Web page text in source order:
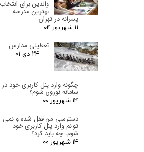
والدین برای انتخاب
بهترین مدرسه
پسرانه در تهران
۱۱ شهریور ۰۴
تعطیلی مدارس
۲۴ دی ۰۱
چگونه وارد پنل کاربری خود در
سامانه نورون شوم؟
۱۴ شهریور ۰۰
دسترسی من قفل شده و نمی
توانم وارد پنل کاربری خود
شوم، چه باید کرد؟
۱۴ شهریور ۰۰